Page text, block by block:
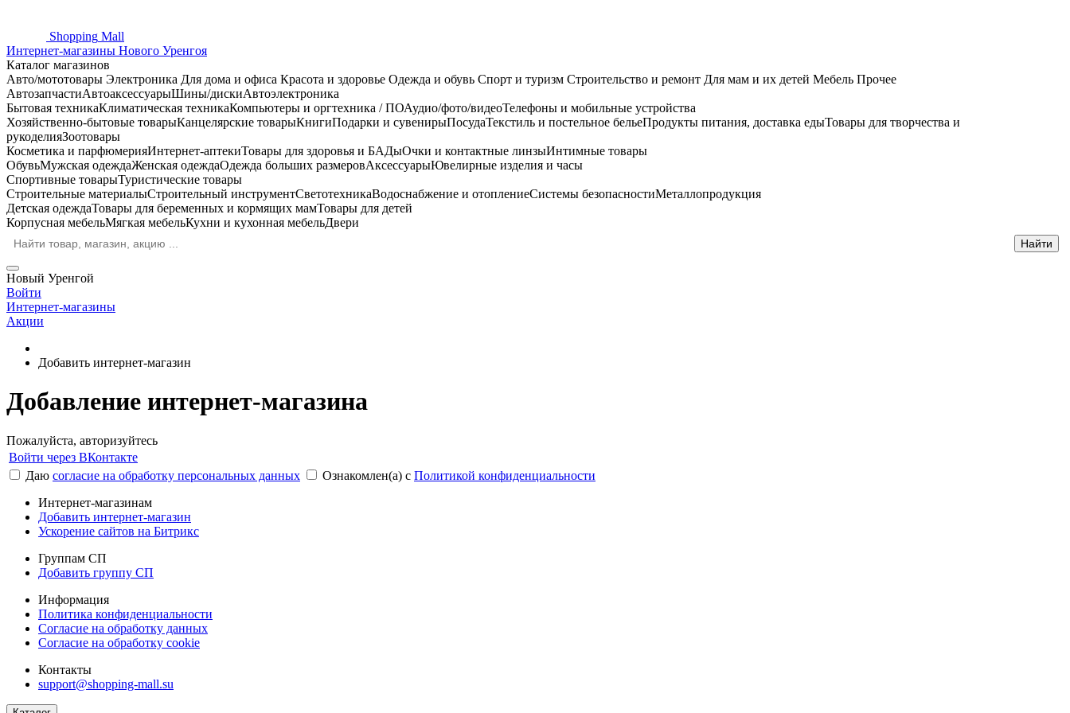
Shopping Mall
Интернет-магазины Нового Уренгоя
Каталог магазинов
Авто/мототовары Электроника Для дома и офиса Красота и здоровье Одежда и обувь Спорт и туризм Строительство и ремонт Для мам и их детей Мебель Прочее
АвтозапчастиАвтоаксессуарыШины/дискиАвтоэлектроника
Бытовая техникаКлиматическая техникаКомпьютеры и оргтехника / ПОАудио/фото/видеоТелефоны и мобильные устройства
Хозяйственно-бытовые товарыКанцелярские товарыКнигиПодарки и сувенирыПосудаТекстиль и постельное бельеПродукты питания, доставка едыТовары для творчества и
рукоделияЗоотовары
Косметика и парфюмерияИнтернет-аптекиТовары для здоровья и БАДыОчки и контактные линзыИнтимные товары
ОбувьМужская одеждаЖенская одеждаОдежда больших размеровАксессуарыЮвелирные изделия и часы
Спортивные товарыТуристические товары
Строительные материалыСтроительный инструментСветотехникаВодоснабжение и отоплениеСистемы безопасностиМеталлопродукция
Детская одеждаТовары для беременных и кормящих мамТовары для детей
Корпусная мебельМягкая мебельКухни и кухонная мебельДвери
Новый Уренгой
Войти
Интернет-магазины
Акции
Добавить интернет-магазин
Добавление интернет-магазина
Пожалуйста, авторизуйтесь
Войти через ВКонтакте
Даю согласие на обработку персональных данных Ознакомлен(а) с Политикой конфиденциальности
Интернет-магазинам
Добавить интернет-магазин
Ускорение сайтов на Битрикс
Группам СП
Добавить группу СП
Информация
Политика конфиденциальности
Согласие на обработку данных
Согласие на обработку cookie
Контакты
support@shopping-mall.su